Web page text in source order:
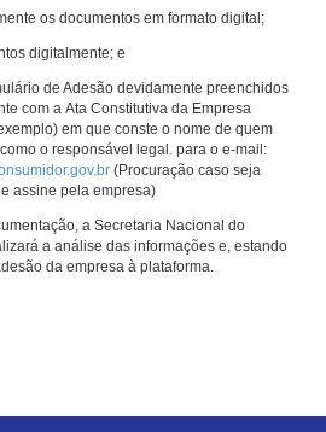
os documentos em formato digital;
digitalmente; e
de Adesão devidamente preenchidos
com a Ata Constitutiva da Empresa
em que conste o nome de quem
o responsável legal. para o e-mail:
(Procuração caso seja
assine pela empresa)
a Secretaria Nacional do
a análise das informações e, estando
da empresa à plataforma.